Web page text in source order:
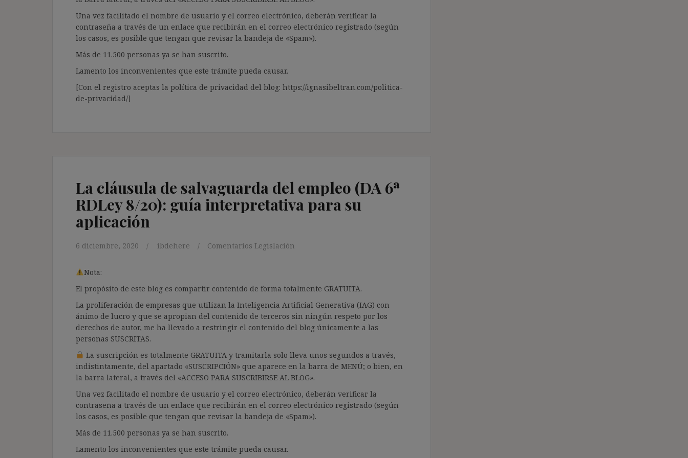
Una vez facilitado el nombre de usuario y el correo electrónico, deberán verificar la
contraseña a través de un enlace que recibirán en el correo electrónico registrado (según
los casos, es posible que tengan que revisar la bandeja de «Spam»).
Más de 11.500 personas ya se han suscrito.
Lamento los inconvenientes que este trámite pueda causar.
[Con el registro aceptas la política de privacidad del blog: https://ignasibeltran.com/politica-
de-privacidad/]
La cláusula de salvaguarda del empleo (DA 6ª
RDLey 8/20): guía interpretativa para su
aplicación
6 diciembre, 2020 ibdehere Comentarios Legislación
Nota:
El propósito de este blog es compartir contenido de forma totalmente GRATUITA.
La proliferación de empresas que utilizan la Inteligencia Artificial Generativa (IAG) con
ánimo de lucro y que se apropian del contenido de terceros sin ningún respeto por los
derechos de autor, me ha llevado a restringir el contenido del blog únicamente a las
personas SUSCRITAS.
La suscripción es totalmente GRATUITA y tramitarla solo lleva unos segundos a través,
indistintamente, del apartado «SUSCRIPCIÓN» que aparece en la barra de MENÚ; o bien, en
la barra lateral, a través del «ACCESO PARA SUSCRIBIRSE AL BLOG».
Una vez facilitado el nombre de usuario y el correo electrónico, deberán verificar la
contraseña a través de un enlace que recibirán en el correo electrónico registrado (según
los casos, es posible que tengan que revisar la bandeja de «Spam»).
Más de 11.500 personas ya se han suscrito.
Lamento los inconvenientes que este trámite pueda causar.